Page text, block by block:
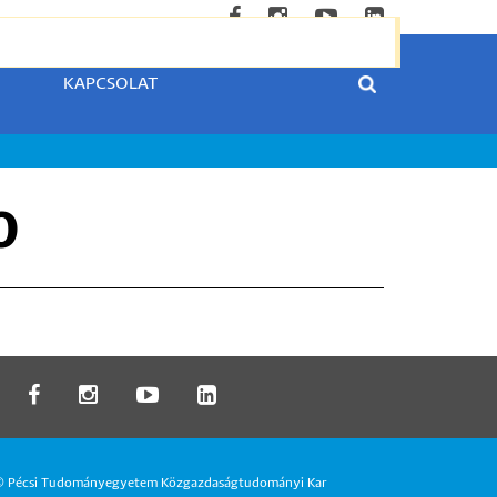
KAPCSOLAT
Pécsi Tudományegyetem Közgazdaságtudományi Kar